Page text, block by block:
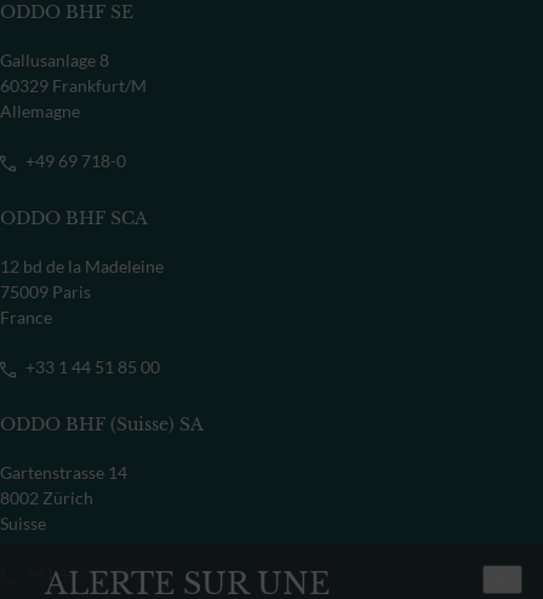
ALERTE SUR UNE
ODDO BHF SE
Gallusanlage 8
60329 Frankfurt/M
Allemagne
+49 69 718-0
ODDO BHF SCA
12 bd de la Madeleine
75009 Paris
France
+33 1 44 51 85 00
ODDO BHF (Suisse) SA
Gartenstrasse 14
8002 Zürich
Suisse
+41 44 209 75 11